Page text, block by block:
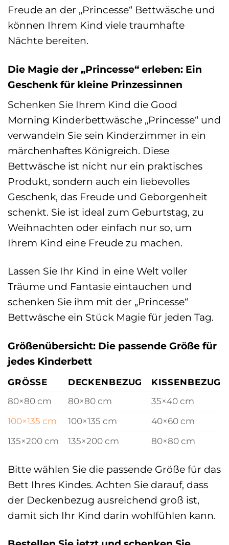
Freude an der „Princesse“ Bettwäsche und
können Ihrem Kind viele traumhafte
Nächte bereiten.
Die Magie der „Princesse“ erleben: Ein
Geschenk für kleine Prinzessinnen
Schenken Sie Ihrem Kind die Good
Morning Kinderbettwäsche „Princesse“ und
verwandeln Sie sein Kinderzimmer in ein
märchenhaftes Königreich. Diese
Bettwäsche ist nicht nur ein praktisches
Produkt, sondern auch ein liebevolles
Geschenk, das Freude und Geborgenheit
schenkt. Sie ist ideal zum Geburtstag, zu
Weihnachten oder einfach nur so, um
Ihrem Kind eine Freude zu machen.
Lassen Sie Ihr Kind in eine Welt voller
Träume und Fantasie eintauchen und
schenken Sie ihm mit der „Princesse“
Bettwäsche ein Stück Magie für jeden Tag.
Größenübersicht: Die passende Größe für
jedes Kinderbett
GRÖSSE DECKENBEZUG
KISSENBEZUG
80×80 cm
80×80 cm
35×40 cm
100×135 cm
100×135 cm
40×60 cm
135×200 cm
135×200 cm 80×80 cm
Bitte wählen Sie die passende Größe für das
Bett Ihres Kindes. Achten Sie darauf, dass
der Deckenbezug ausreichend groß ist,
damit sich Ihr Kind darin wohlfühlen kann.